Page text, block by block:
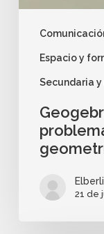
Espacio y
Secundaria
21 de